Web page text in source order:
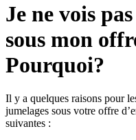
Je ne vois
sous mon
Pourquoi?
Il y a quelques raisons pour
jumelages sous votre offre
suivantes :